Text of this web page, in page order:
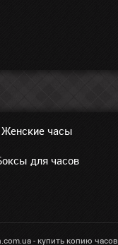
Женские часы
для часов
- купить копию часов